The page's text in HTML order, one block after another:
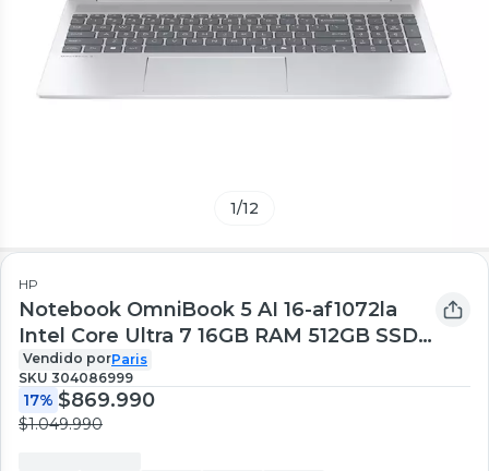
1/12
HP
Notebook OmniBook 5 AI 16-af1072la
Intel Core Ultra 7 16GB RAM 512GB SSD
16'' 2K 60Hz
Vendido porParis
SKU 304086999
17% $869.990
$1.049.990